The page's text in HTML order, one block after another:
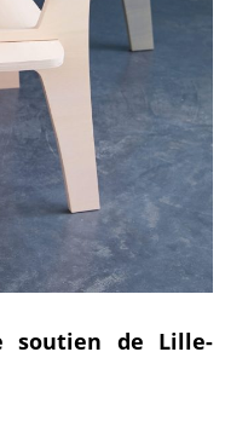
soutien de Lille-